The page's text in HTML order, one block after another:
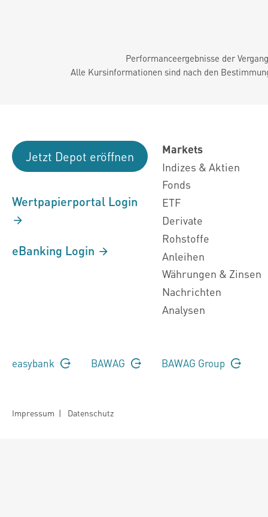
Performanceergebnisse der
Alle Kursinformationen sind nach den
Jetzt Depot eröffnen
Wertpapierportal Login
eBanking Login
Markets
Indizes & Aktien
Fonds
ETF
Derivate
Rohstoffe
Anleihen
Währungen & Zinsen
Nachrichten
Analysen
easybank BAWAG BAWAG Group
Impressum | Datenschutz